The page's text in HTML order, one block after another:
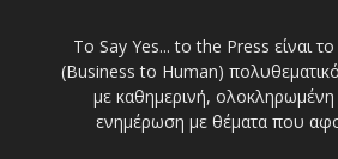
Το Say Yes... to the Press είναι
(Business to Human)
με καθημερινή, ολοκληρωμένη
ενημέρωση με θέματα που